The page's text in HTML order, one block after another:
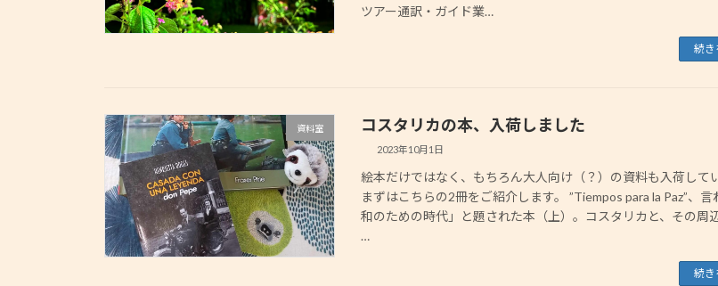
ツアー通訳・ガイド業…
続き
資料室 コスタリカの本、入荷しました
2023年10月1日
絵本だけではなく、もちろん大人向け（？）の資料も入荷してい
まずはこちらの2冊をご紹介します。 ”Tiempos para la Paz”、言
和のための時代」と題された本（上）。コスタリカと、その周
…
続き